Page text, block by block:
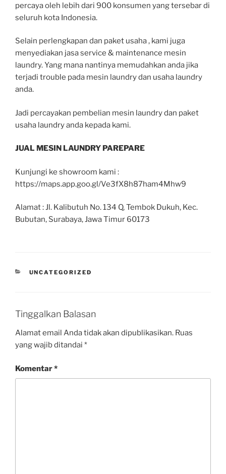
percaya oleh lebih dari 900 konsumen yang tersebar di
seluruh kota Indonesia.
Selain perlengkapan dan paket usaha , kami juga
menyediakan jasa service & maintenance mesin
laundry. Yang mana nantinya memudahkan anda jika
terjadi trouble pada mesin laundry dan usaha laundry
anda.
Jadi percayakan pembelian mesin laundry dan paket
usaha laundry anda kepada kami.
JUAL MESIN LAUNDRY PAREPARE
Kunjungi ke showroom kami :
https://maps.app.goo.gl/Ve3fX8h87ham4Mhw9
Alamat : Jl. Kalibutuh No. 134 Q, Tembok Dukuh, Kec.
Bubutan, Surabaya, Jawa Timur 60173
UNCATEGORIZED
Tinggalkan Balasan
Alamat email Anda tidak akan dipublikasikan. Ruas
yang wajib ditandai *
Komentar*